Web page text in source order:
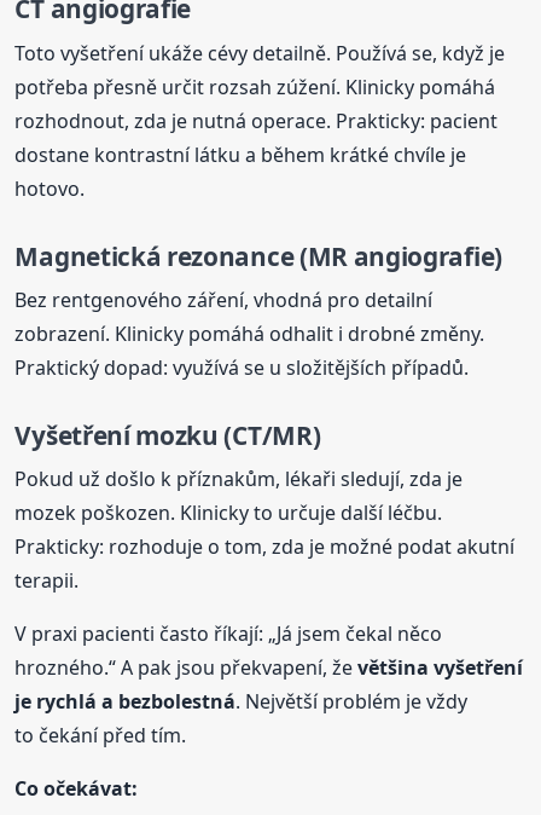
CT angiografie
Toto vyšetření ukáže cévy detailně. Používá se, když je
potřeba přesně určit rozsah zúžení. Klinicky pomáhá
rozhodnout, zda je nutná operace. Prakticky: pacient
dostane kontrastní látku a během krátké chvíle je
hotovo.
Magnetická rezonance (MR angiografie)
Bez rentgenového záření, vhodná pro detailní
zobrazení. Klinicky pomáhá odhalit i drobné změny.
Praktický dopad: využívá se u složitějších případů.
Vyšetření mozku (CT/MR)
Pokud už došlo k příznakům, lékaři sledují, zda je
mozek poškozen. Klinicky to určuje další léčbu.
Prakticky: rozhoduje o tom, zda je možné podat akutní
terapii.
V praxi pacienti často říkají: „Já jsem čekal něco
hrozného.“ A pak jsou překvapení, ževětšina vyšetření
je rychlá a bezbolestná. Největší problém je vždy
to čekání před tím.
Co očekávat: